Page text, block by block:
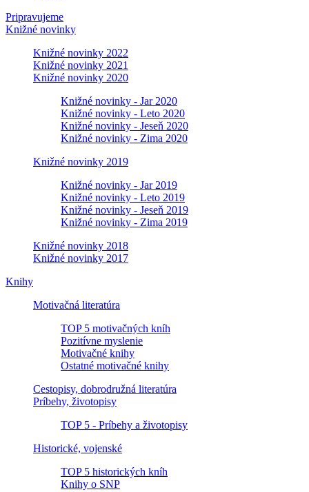
Pripravujeme
Knižné novinky
Knižné novinky 2022
Knižné novinky 2021
Knižné novinky 2020
Knižné novinky - Jar 2020
Knižné novinky - Leto 2020
Knižné novinky - Jeseň 2020
Knižné novinky - Zima 2020
Knižné novinky 2019
Knižné novinky - Jar 2019
Knižné novinky - Leto 2019
Knižné novinky - Jeseň 2019
Knižné novinky - Zima 2019
Knižné novinky 2018
Knižné novinky 2017
Knihy
Motivačná literatúra
TOP 5 motivačných kníh
Pozitívne myslenie
Motivačné knihy
Ostatné motivačné knihy
Cestopisy, dobrodružná literatúra
Príbehy, životopisy
TOP 5 - Príbehy a životopisy
Historické, vojenské
TOP 5 historických kníh
Knihy o SNP